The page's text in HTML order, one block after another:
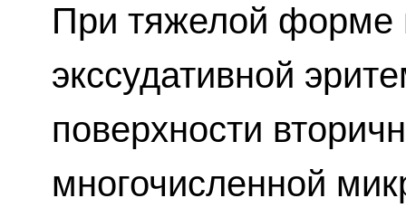
При тяжелой форме
экссудативной
поверхности
многочисленной